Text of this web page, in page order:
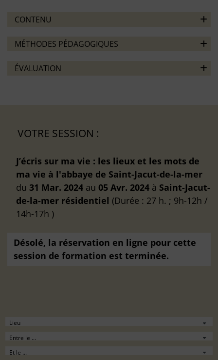
CONTENU
MÉTHODES PÉDAGOGIQUES
ÉVALUATION
VOTRE SESSION :
J’écris sur ma vie : les lieux et les mots de
ma vie à l'abbaye de Saint-Jacut-de-la-mer
du 31 Mar. 2024 au 05 Avr. 2024 à Saint-Jacut-
de-la-mer résidentiel (Durée : 27 h. ; 9h-12h /
14h-17h )
Désolé, la réservation en ligne pour cette
session de formation est terminée.